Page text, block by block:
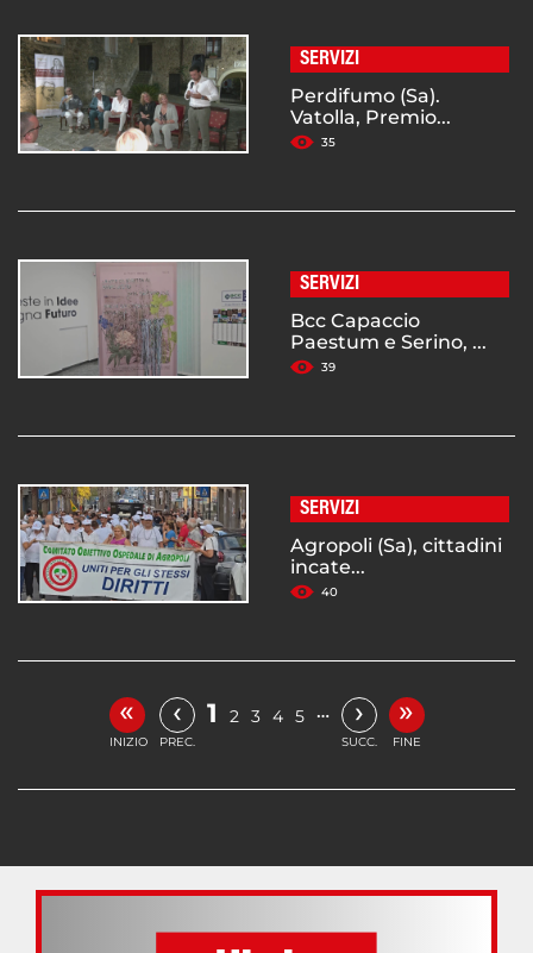
SERVIZI
Perdifumo (Sa).
Vatolla, Premio...
35
SERVIZI
Bcc Capaccio
Paestum e Serino, ...
39
SERVIZI
Agropoli (Sa), cittadini
incate...
40
«
INIZIO
‹
PREC.
1 2 3 4 5 … ›
SUCC.
»
FINE